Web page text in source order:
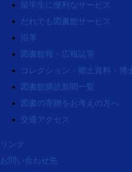
留学生に便利なサービス
だれでも図書館サービス
沿革
図書館報・広報誌等
コレクション・郷土資料・博
図書館購読新聞一覧
図書の寄贈をお考えの方へ
交通アクセス
リンク
お問い合わせ先